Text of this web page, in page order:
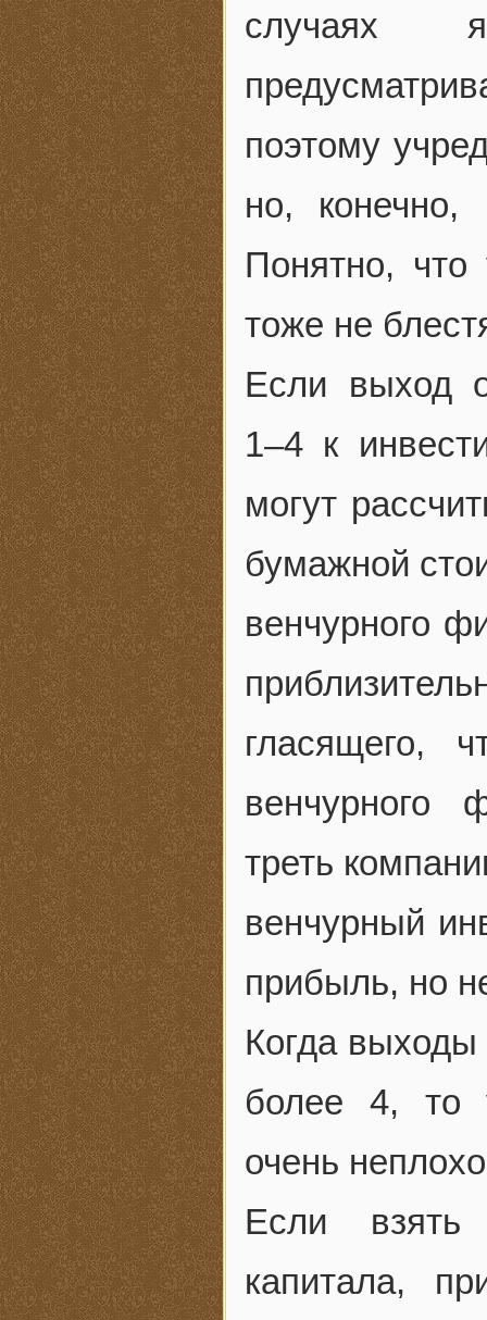
случаях
поэтому
но, конечно,
Понятно, что
тоже не
Если выход
1–4 к
могут
бумажной
венчурного
гласящего,
венчурного
треть
венчурный
прибыль, но
Когда выходы
более 4, то
очень
Если взять
капитала,